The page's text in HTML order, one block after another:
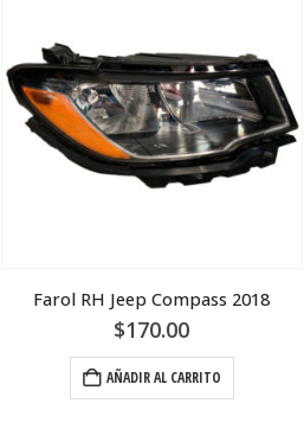
Farol RH Jeep Compass 2018
$170.00
AÑADIR AL CARRITO